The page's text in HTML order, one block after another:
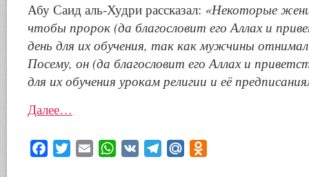
Абу Саид аль-Худри рассказал: «Некоторые
чтобы пророк (да благословит его Аллах и
день для их обучения, так как мужчины
Посему, он (да благословит его Аллах и
для их обучения урокам религии и её
Далее…
Facebook
Twitter Email WhatsApp
VK TelegramMail.Ru